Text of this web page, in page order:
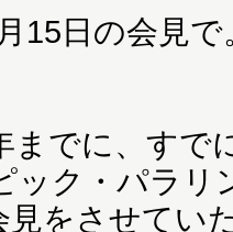
15日の会見
までに、す
ック・パラリ
見をさせてい